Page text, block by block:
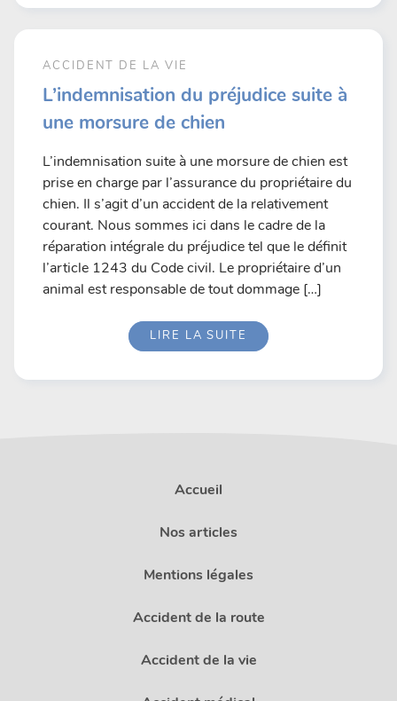
ACCIDENT DE LA VIE
L’indemnisation du préjudice suite à
une morsure de chien
L’indemnisation suite à une morsure de chien est
prise en charge par l’assurance du propriétaire du
chien. Il s’agit d’un accident de la relativement
courant. Nous sommes ici dans le cadre de la
réparation intégrale du préjudice tel que le définit
l’article 1243 du Code civil. Le propriétaire d’un
animal est responsable de tout dommage […]
LIRE LA SUITE
Accueil
Nos articles
Mentions légales
Accident de la route
Accident de la vie